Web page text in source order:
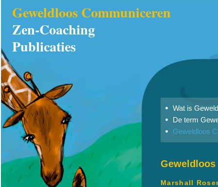
Geweldloos Communiceren
Zen-Coaching
Publicaties
Wat is
De term
Geweldloos
Marshall